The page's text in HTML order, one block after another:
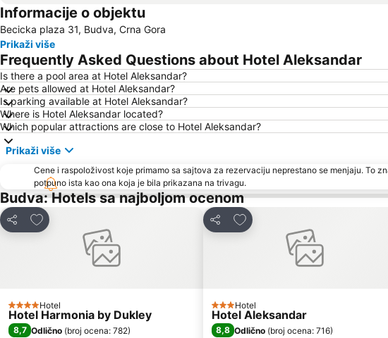
Informacije o objektu
Becicka plaza 31, Budva, Crna Gora
Prikaži više
Frequently Asked Questions about Hotel Aleksandar
Is there a pool area at Hotel Aleksandar?
Are pets allowed at Hotel Aleksandar?
Is parking available at Hotel Aleksandar?
Where is Hotel Aleksandar located?
Which popular attractions are close to Hotel Aleksandar?
Prikaži više
Cene i raspoloživost koje primamo sa sajtova za rezervaciju neprestano se menjaju. To
potpuno ista kao ona koja je bila prikazana na trivagu.
Budva: Hotels sa najboljom ocenom
Deli
Dodati u favorite
4 Zvezdice
Hotel
Hotel Harmonia by Dukley
8,7 Odlično (broj ocena: 782)
Deli
Dodati u favorite
3 Zvezdice
Hotel
Hotel Aleksandar
8,8 Odlično (broj ocena: 716)